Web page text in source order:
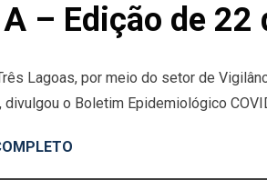
– Edição de
Lagoas, por meio do setor de
divulgou o Boletim Epidemiológico